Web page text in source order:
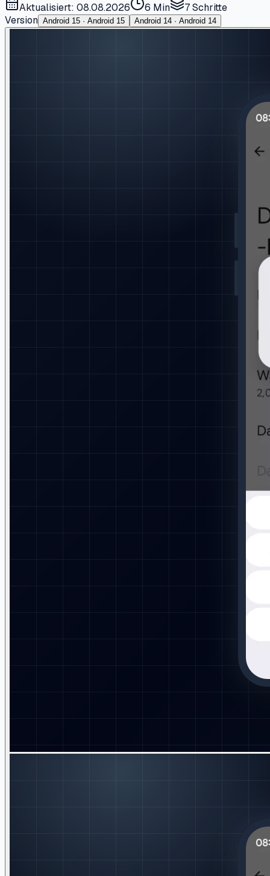
Aktualisiert: 08.08.2026 6 Min 7Schritte
Version Android 15 · Android 15 Android 14 · Android 14